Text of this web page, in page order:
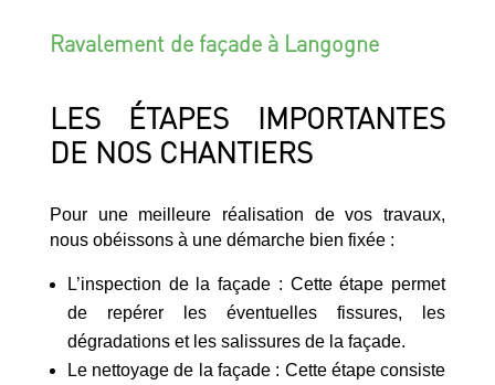
Ravalement de façade à Langogne
LES ÉTAPES IMPORTANTES
DE NOS CHANTIERS
Pour une meilleure réalisation de vos travaux,
nous obéissons à une démarche bien fixée :
L’inspection de la façade : Cette étape permet
de repérer les éventuelles fissures, les
dégradations et les salissures de la façade.
Le nettoyage de la façade : Cette étape consiste